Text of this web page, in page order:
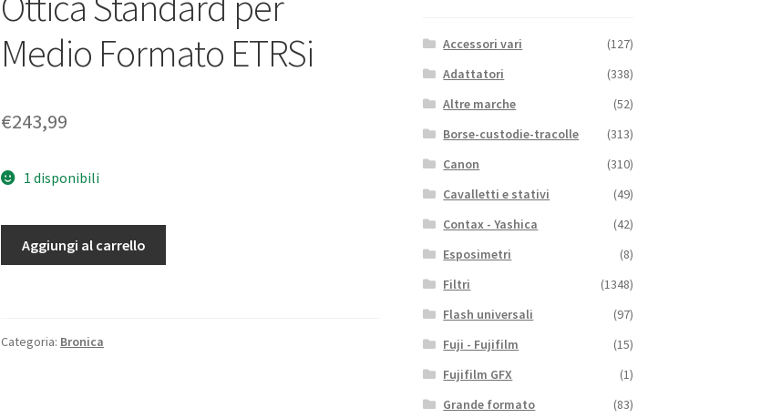
Medio Formato ETRSi
€243,99
1 disponibili
Bronica
f/2.8
Aggiungi al carrello
Categoria: Bronica
Accessori vari
(127)
Adattatori
(338)
Altre marche
(52)
Borse-custodie-tracolle
(313)
Canon
(310)
Cavalletti e stativi
(49)
Contax - Yashica
(42)
Esposimetri
(8)
Filtri
(1348)
Flash universali
(97)
Fuji - Fujifilm
(15)
Fujifilm GFX
(1)
Grande formato
(83)